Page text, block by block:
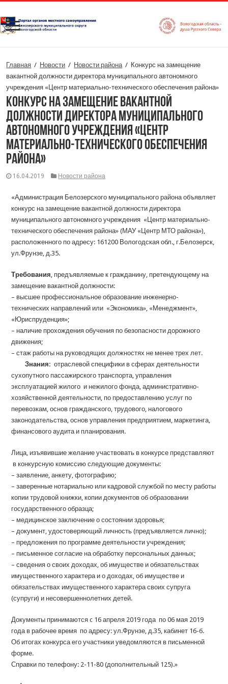
Главная / Новости / Новости района / Конкурс на замещение
вакантной должности директора муниципального автономного
учреждения «Центр материально-технического обеспечения района»
Конкурс на замещение вакантной
должности директора муниципального
автономного учреждения «Центр
материально-технического обеспечения
района»
16.04.2019 Новости района
«Администрация Белозерского муниципального района объявляет
конкурс на замещение вакантной должности директора
муниципального автономного учреждения «Центр материально-
технического обеспечения района» (МАУ «Центр МТО района»),
расположенного по адресу: 161200 Вологодская обл., г.Белозерск,
ул.Фрунзе, д.35.
Требования, предъявляемые к гражданину, претендующему на
замещение вакантной должности:
– высшее профессиональное образование инженерно-
технических направлений или «Экономика», «Менеджмент»,
«Юриспруденция»;
– наличие прохождения обучения по безопасности дорожного
движения;
– стаж работы на руководящих должностях не менее трех лет.
Знания:отраслевой специфики в сферах деятельности
сухопутного пассажирского транспорта, управления
эксплуатацией жилого и нежилого фонда, административно-
хозяйственной деятельности, по предоставлению услуг по
перевозкам, основ гражданского, трудового, налогового
законодательства, основ управления предприятием, маркетинга,
финансового аудита и планирования.
Лица, изъявившие желание участвовать в конкурсе представляют
в конкурсную комиссию следующие документы:
– заявление, анкету, фотографию;
– заверенные нотариально или кадровой службой по месту работы
копии трудовой книжки, копии документов об образовании
государственного образца;
– медицинское заключение о состоянии здоровья;
– документ, удостоверяющий личность (предъявляется лично);
– предложения по программе деятельности учреждения;
– письменное согласие на обработку персональных данных;
– сведения о своих доходах, об имуществе и обязательствах
имущественного характера и о доходах, об имуществе и
обязательствах имущественного характера своих супруга
(супруги) и несовершеннолетних детей.
Документы принимаются c 16 апреля 2019 года по 06 мая 2019
года в рабочее время по адресу: ул.Фрунзе, д.35, кабинет 16-б.
Об итогах конкурса его участники уведомляются в письменной
форме.
Справки по телефону: 2-11-80 (дополнительный 125).»